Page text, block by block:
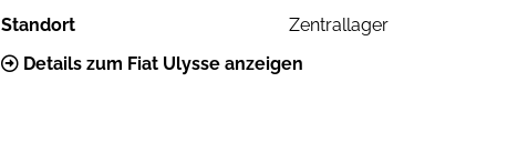
Standort
Zentrallager
Details zum Fiat Ulysse anzeigen